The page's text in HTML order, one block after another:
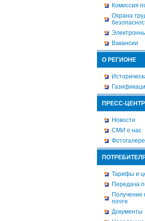
Комиссия
Охрана
Вакансии
О РЕГИОНЕ
ПРЕСС-ЦЕНТР
Новости
СМИ о нас
Тарифы и
Передача
Получение
почте
Документы